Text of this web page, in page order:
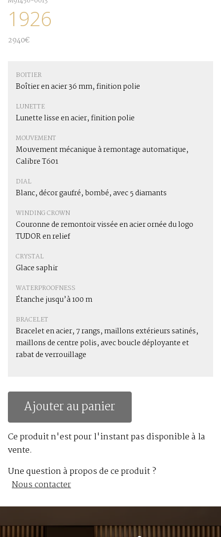
1926
2940€
BOITIER
Boîtier en acier 36 mm, finition polie
LUNETTE
Lunette lisse en acier, finition polie
MOUVEMENT
Mouvement mécanique à remontage automatique,
Calibre T601
DIAL
Blanc, décor gaufré, bombé, avec 5 diamants
WINDING CROWN
Couronne de remontoir vissée en acier ornée du logo
TUDOR en relief
CRYSTAL
Glace saphir
WATERPROOFNESS
Étanche jusqu’à 100 m
BRACELET
Bracelet en acier, 7 rangs, maillons extérieurs satinés,
maillons de centre polis, avec boucle déployante et
rabat de verrouillage
Ajouter au panier
Ce produit n'est pour l'instant pas disponible à la
vente.
Une question à propos de ce produit ?
Nous contacter